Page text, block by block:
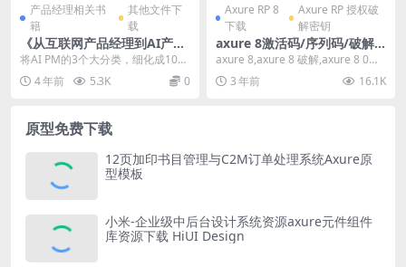
产品经理相关书
籍
其他文件下
载
《从互联网产品经理到AI产品
经理》PPT下载及讲解（58
将AI PM的3个大分类，细化成10个
小分类。方便大家对比分析，哪些
可能是适合自...
4 年前 5.3K 0
Axure RP 8
下载
Axure RP 授权破
解密钥
axure 8激活码/序列码/破解
码 lisence
axure 8,axure 8 破解,axure 8 0授
权人和授权码,axur...
3 年前 16.1K
原型免费下载
12页加印书目管理与C2M订单处理系统Axure原
型模板
小米-企业级中后台设计系统资源axure元件组件
库资源下载 HiUI Design